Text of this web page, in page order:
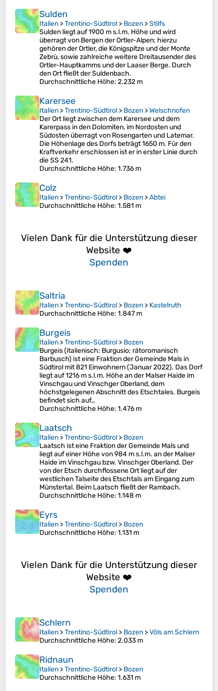
Sulden
Italien >Trentino-Südtirol > Bozen >Stilfs
Sulden liegt auf 1900 m s.l.m. Höhe und wird
überragt von Bergen der Ortler-Alpen; hierzu
gehören der Ortler, die Königspitze und der Monte
Zebrù, sowie zahlreiche weitere Dreitausender des
Ortler-Hauptkamms und der Laaser Berge. Durch
den Ort fließt der Suldenbach.
Durchschnittliche Höhe: 2.232 m
Karersee
Italien >Trentino-Südtirol > Bozen >Welschnofen
Der Ort liegt zwischen dem Karersee und dem
Karerpass in den Dolomiten, im Nordosten und
Südosten überragt von Rosengarten und Latemar.
Die Höhenlage des Dorfs beträgt 1650 m. Für den
Kraftverkehr erschlossen ist er in erster Linie durch
die SS 241.
Durchschnittliche Höhe: 1.736 m
Colz
Italien >Trentino-Südtirol > Bozen >Abtei
Durchschnittliche Höhe: 1.581 m
Vielen Dank für die Unterstützung dieser
Website ❤️
Spenden
Saltria
Italien >Trentino-Südtirol > Bozen > Kastelruth
Durchschnittliche Höhe: 1.847 m
Burgeis
Italien >Trentino-Südtirol > Bozen
Burgeis (italienisch: Burgusio; rätoromanisch
Barbusch) ist eine Fraktion der Gemeinde Mals in
Südtirol mit 821 Einwohnern (Januar 2022). Das Dorf
liegt auf 1216 m s.l.m. Höhe an der Malser Haide im
Vinschgau und Vinschger Oberland, dem
höchstgelegenen Abschnitt des Etschtales. Burgeis
befindet sich auf…
Durchschnittliche Höhe: 1.476 m
Laatsch
Italien >Trentino-Südtirol > Bozen
Laatsch ist eine Fraktion der Gemeinde Mals und
liegt auf einer Höhe von 984 m s.l.m. an der Malser
Haide im Vinschgau bzw. Vinschger Oberland. Der
von der Etsch durchflossene Ort liegt auf der
westlichen Talseite des Etschtals am Eingang zum
Münstertal. Beim Laatsch fließt der Rambach.
Durchschnittliche Höhe: 1.148 m
Eyrs
Italien >Trentino-Südtirol > Bozen
Durchschnittliche Höhe: 1.131 m
Vielen Dank für die Unterstützung dieser
Website ❤️
Spenden
Schlern
Italien >Trentino-Südtirol > Bozen >Völs am Schlern
Durchschnittliche Höhe: 2.033 m
Ridnaun
Italien >Trentino-Südtirol > Bozen
Durchschnittliche Höhe: 1.631 m